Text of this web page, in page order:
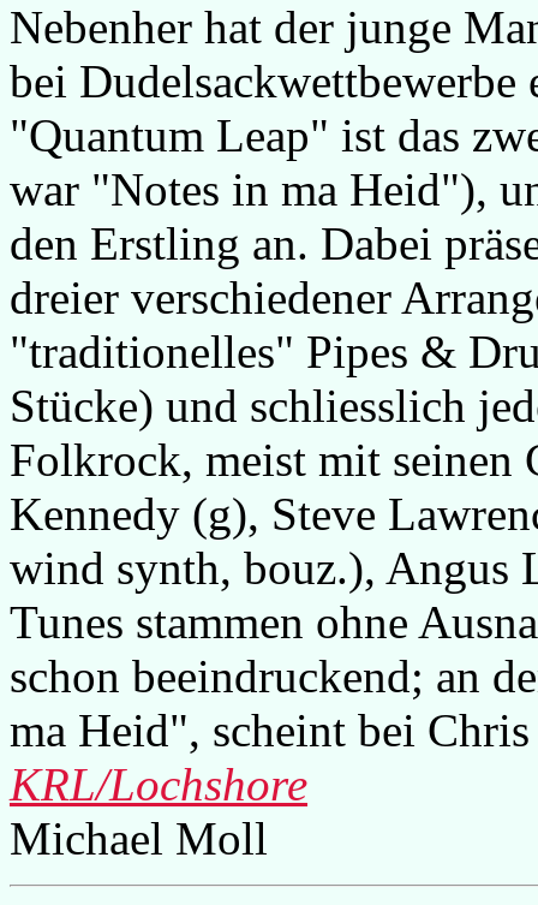
Nebenher hat der junge
bei Dudelsackwettbewerbe
"Quantum Leap" ist das
war "Notes in ma Heid"),
den Erstling an. Dabei
dreier verschiedener
"traditionelles" Pipes &
Stücke) und schliesslich
Folkrock, meist mit seinen
Kennedy (g), Steve
wind synth, bouz.), Angus
Tunes stammen ohne
schon beeindruckend; an
ma Heid", scheint bei
KRL/Lochshore
Michael Moll